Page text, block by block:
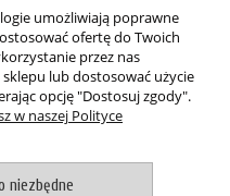
strony
pliki cookies.
używamy w celach reklamowych i
obsługi internetu można zmienić
z naszych serwisów
cookies oznacza, że będą
informacji można znaleźć w
umożliwiają poprawne
ofertę do Twoich
przez nas
lub dostosować użycie
opcję "Dostosuj zgody".
w naszej Polityce
niezbędne